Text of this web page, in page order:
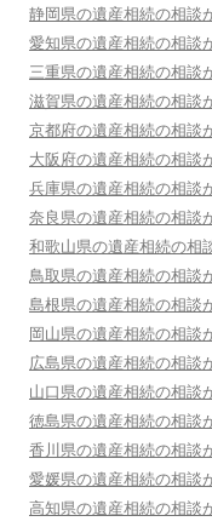
静岡県の遺産相続の相談
愛知県の遺産相続の相談
三重県の遺産相続の相談
滋賀県の遺産相続の相談
京都府の遺産相続の相談
大阪府の遺産相続の相談
兵庫県の遺産相続の相談
奈良県の遺産相続の相談
和歌山県の遺産相続の相
鳥取県の遺産相続の相談
島根県の遺産相続の相談
岡山県の遺産相続の相談
広島県の遺産相続の相談
山口県の遺産相続の相談
徳島県の遺産相続の相談
香川県の遺産相続の相談
愛媛県の遺産相続の相談
高知県の遺産相続の相談